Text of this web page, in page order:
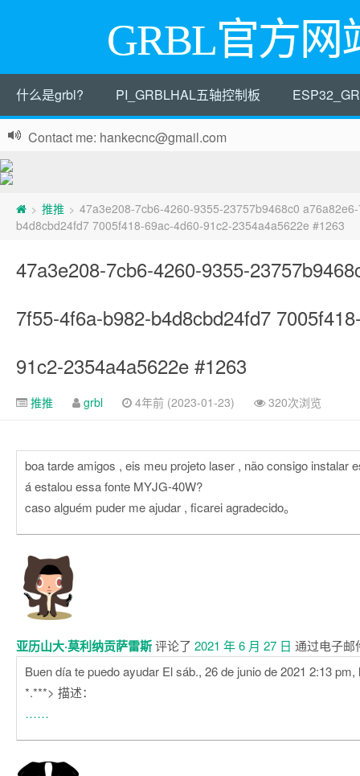
GRBL官方网
什么是grbl? PI_GRBLHAL五轴控制板
Contact me: hankecnc@gmail.com
> 推推 > 47a3e208-7cb6-4260-9355-23757b9468c0
b4d8cbd24fd7 7005f418-69ac-4d60-91c2-2354a4a5622e #1263
47a3e208-7cb6-4260-9355-
7f55-4f6a-b982-b4d8cbd24fd7
91c2-2354a4a5622e #1263
推推 grbl 4年前 (2023-01-23) 320次浏览
boa tarde amigos , eis meu projeto laser , não consigo instalar
á estalou essa fonte MYJG-40W?
caso alguém puder me ajudar , ficarei agradecido。
亚历山大·莫利纳贡萨雷斯评论了 2021 年 6 月 27 日 通过电子邮
Buen día te puedo ayudar El sáb., 26 de junio de 2021 2:13
*.***> 描述：
……